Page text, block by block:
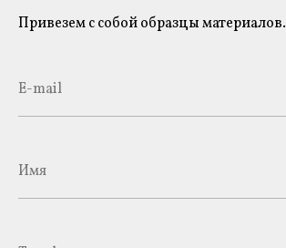
Привезем с собой образцы материалов.